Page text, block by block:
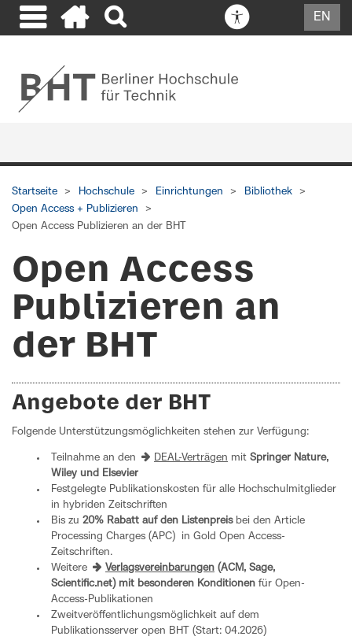
EN
Startseite Hochschule Einrichtungen
Bibliothek
Open Access + Publizieren
Open Access Publizieren an der BHT
Open Access
Publizieren an
der BHT
Angebote der BHT
Folgende Unterstützungsmöglichkeiten stehen zur Verfügung:
Teilnahme an den DEAL-Verträgen mit Springer Nature,
Wiley und Elsevier
Festgelegte Publikationskosten für alle Hochschulmitglieder
in hybriden Zeitschriften
Bis zu 20% Rabatt auf den Listenpreisbei den Article
Processing Charges (APC) in Gold Open Access-
Zeitschriften.
Weitere
Verlagsvereinbarungen (ACM, Sage,
Scientific.net) mit besonderen Konditionen für Open-
Access-Publikationen
Zweitveröffentlichungsmöglichkeit auf dem
Publikationsserver open BHT (Start: 04.2026)